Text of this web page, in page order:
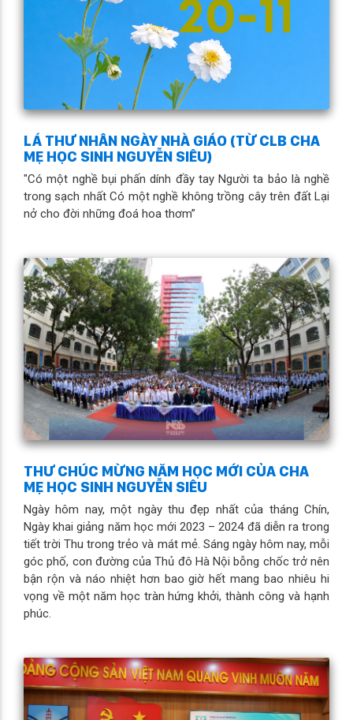
LÁ THƯ NHÂN NGÀY NHÀ GIÁO (TỪ CLB CHA
MẸ HỌC SINH NGUYỄN SIÊU)
"Có một nghề bụi phấn dính đầy tay Người ta bảo là nghề
trong sạch nhất Có một nghề không trồng cây trên đất Lại
nở cho đời những đoá hoa thơm”
THƯ CHÚC MỪNG NĂM HỌC MỚI CỦA CHA
MẸ HỌC SINH NGUYỄN SIÊU
Ngày hôm nay, một ngày thu đẹp nhất của tháng Chín,
Ngày khai giảng năm học mới 2023 – 2024 đã diễn ra trong
tiết trời Thu trong trẻo và mát mẻ. Sáng ngày hôm nay, mỗi
góc phố, con đường của Thủ đô Hà Nội bỗng chốc trở nên
bận rộn và náo nhiệt hơn bao giờ hết mang bao nhiêu hi
vọng về một năm học tràn hứng khởi, thành công và hạnh
phúc.